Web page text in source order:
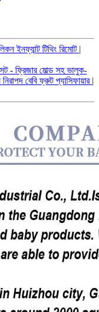
ইনফ্যান্ট টিথিং রিমোট |
- ফ্রিজার মোল্ড সহ ভালুক-
বেবি ফ্রুট প্যাসিফায়ার |